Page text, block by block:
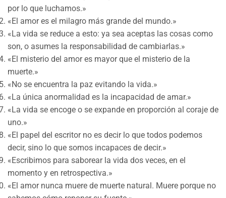
por lo que luchamos.»
«El amor es el milagro más grande del mundo.»
«La vida se reduce a esto: ya sea aceptas las cosas como
son, o asumes la responsabilidad de cambiarlas.»
«El misterio del amor es mayor que el misterio de la
muerte.»
«No se encuentra la paz evitando la vida.»
«La única anormalidad es la incapacidad de amar.»
«La vida se encoge o se expande en proporción al coraje de
uno.»
«El papel del escritor no es decir lo que todos podemos
decir, sino lo que somos incapaces de decir.»
«Escribimos para saborear la vida dos veces, en el
momento y en retrospectiva.»
«El amor nunca muere de muerte natural. Muere porque no